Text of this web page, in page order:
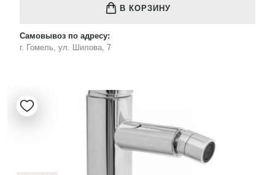
В КОРЗИНУ
Самовывоз по адресу:
г. Гомель, ул. Шилова, 7